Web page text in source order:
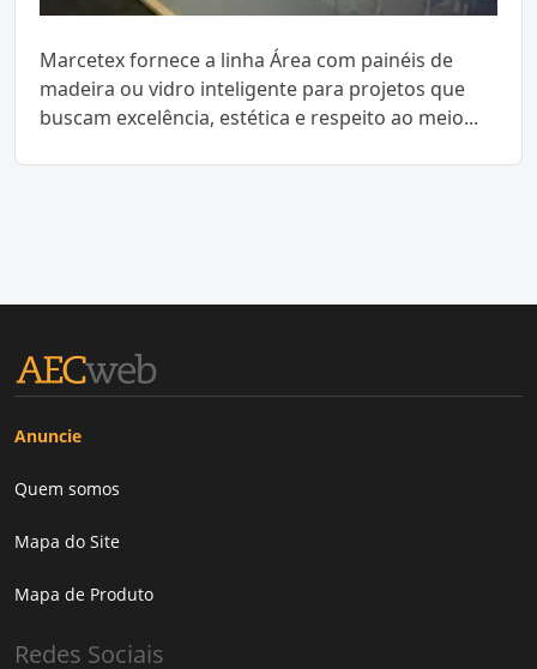
Marcetex fornece a linha Área com painéis de
madeira ou vidro inteligente para projetos que
buscam excelência, estética e respeito ao meio...
Anuncie
Quem somos
Mapa do Site
Mapa de Produto
Redes Sociais